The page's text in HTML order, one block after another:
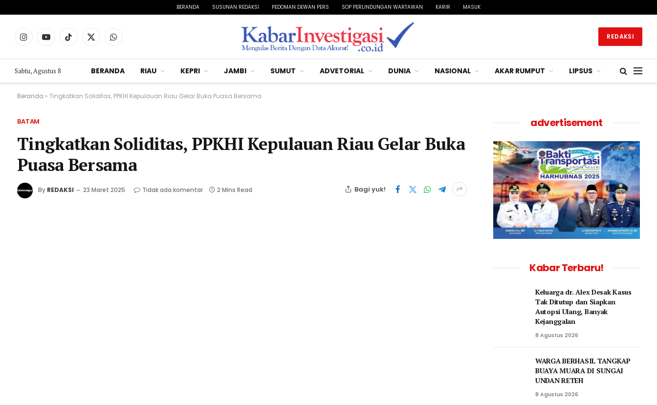
BERANDA SUSUNAN REDAKSI PEDOMAN DEWAN PERS SOP PERLINDUNGAN WARTAWAN KARIR MASUK
InstagramYouTubeTikTokX
WhatsApp REDAKSI
Sabtu, Agustus 8 BERANDA RIAU KEPRI JAMBI SUMUT ADVETORIAL DUNIA NASIONAL AKAR RUMPUT LIPSUS
Beranda » Tingkatkan Soliditas, PPKHI Kepulauan Riau Gelar Buka Puasa Bersama
BATAM
Tingkatkan Soliditas, PPKHI Kepulauan Riau Gelar Buka
Puasa Bersama
By REDAKSI 23 Maret 2025 Tidak ada komentar 2 Mins Read Bagi yuk!
advertisement
Kabar Terbaru!
Keluarga dr. Alex Desak Kasus
Tak Ditutup dan Siapkan
Autopsi Ulang, Banyak
Kejanggalan
8 Agustus 2026
WARGA BERHASIL TANGKAP
BUAYA MUARA DI SUNGAI
UNDAN RETEH
8 Agustus 2026